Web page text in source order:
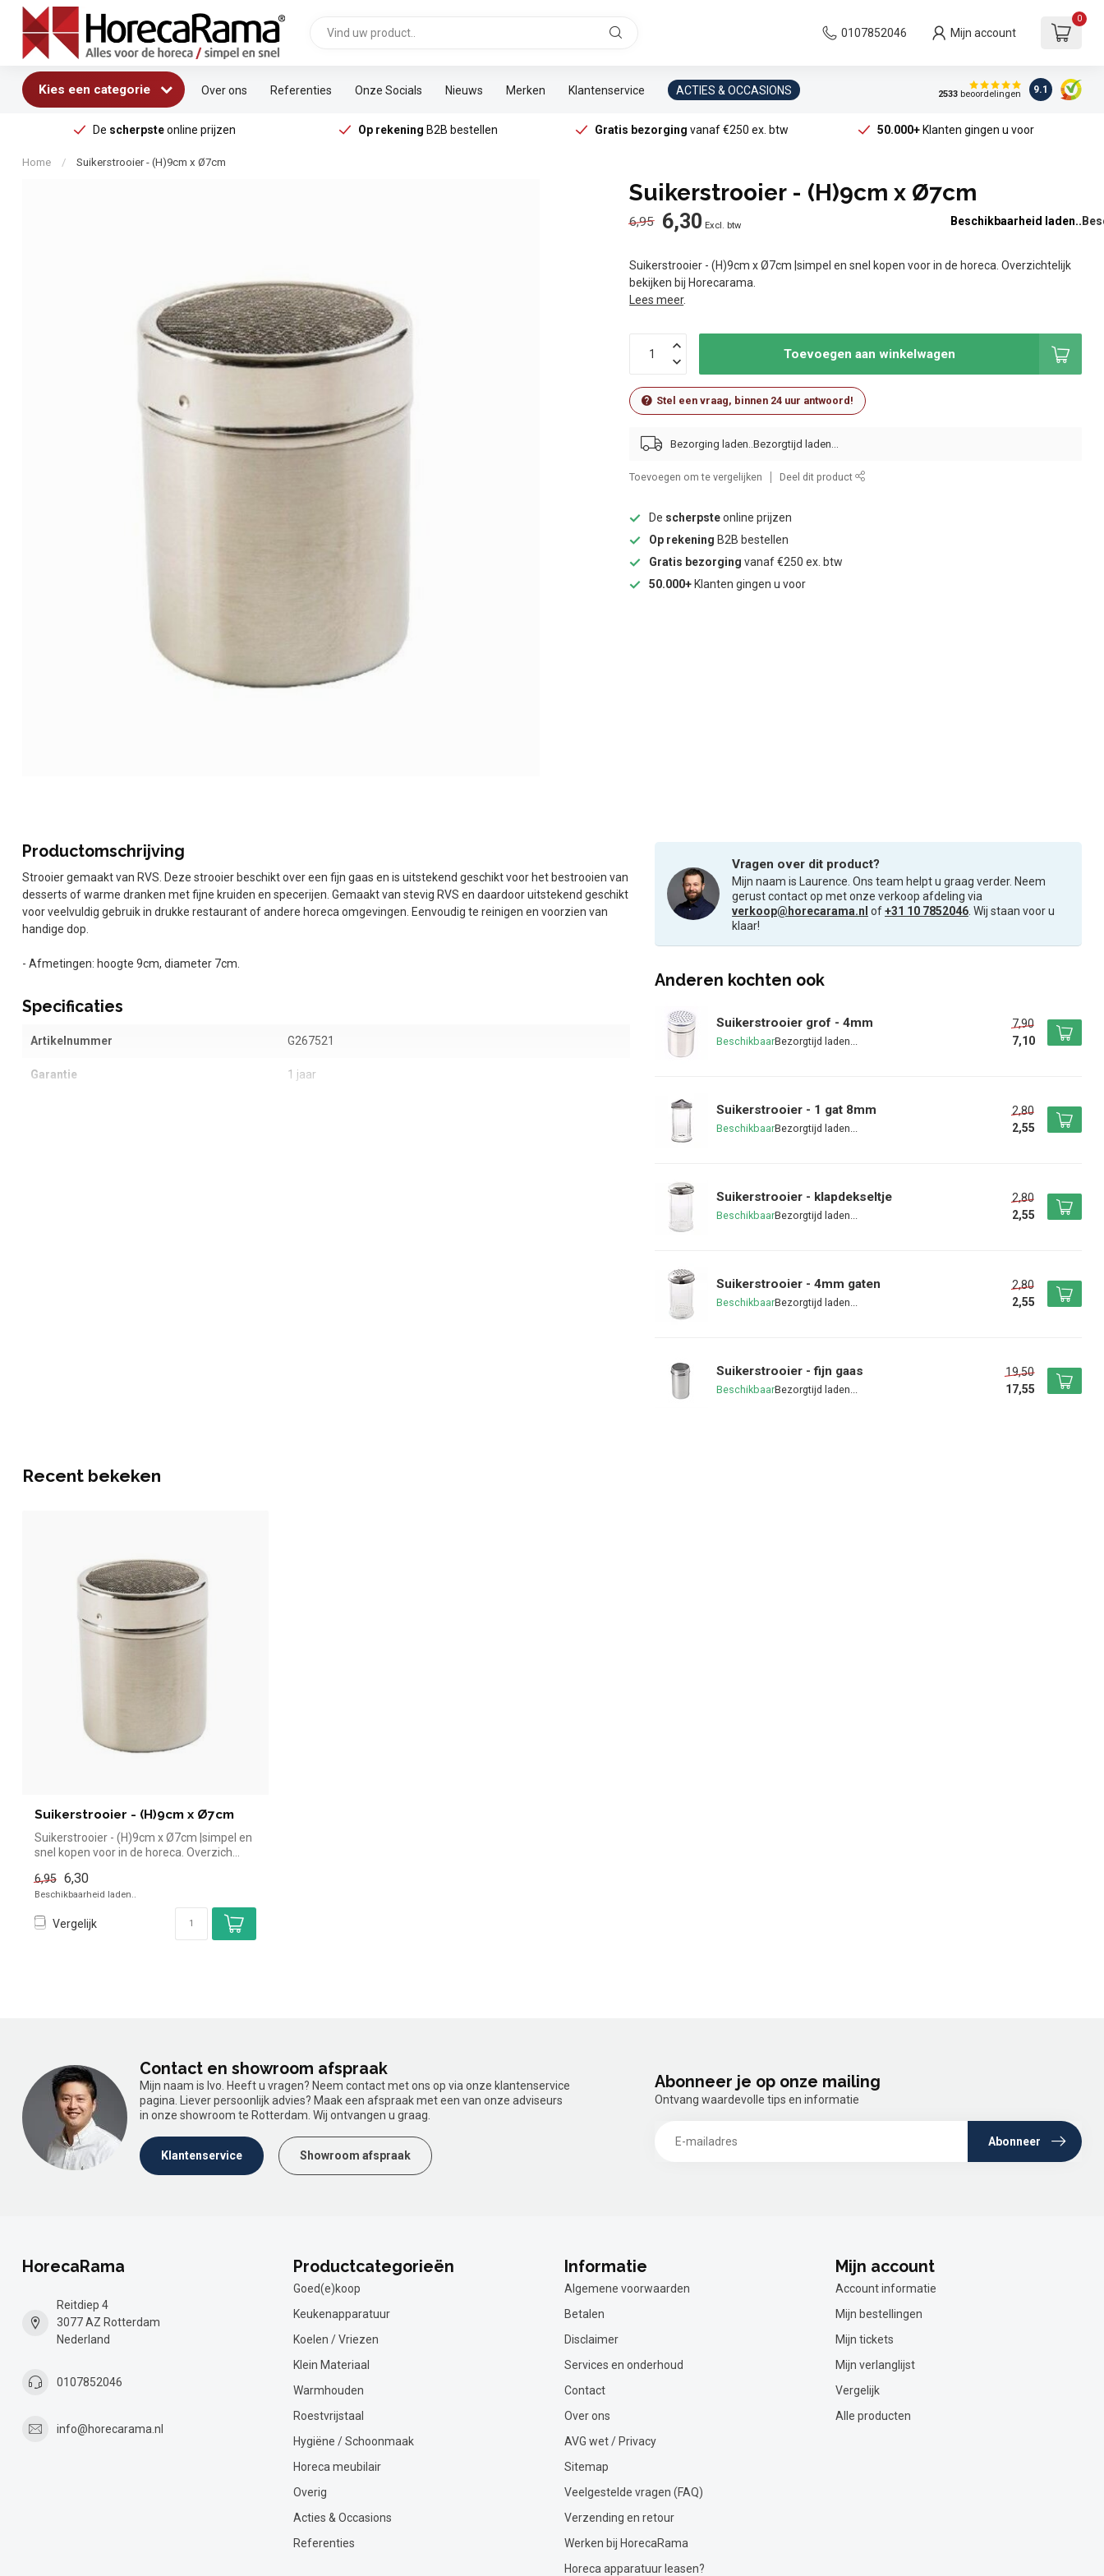
0107852046 Mijn account
0
Kies een categorie Over ons Referenties Onze Socials Nieuws Merken Klantenservice ACTIES & OCCASIONS 2533beoordelingen 9.1
De scherpsteonline prijzen Op rekening B2B bestellen Gratis bezorging vanaf €250 ex. btw 50.000+Klanten gingen u voor
Home / Suikerstrooier - (H)9cm x Ø7cm
Suikerstrooier - (H)9cm x Ø7cm
6,95 6,30 Excl. btw Beschikbaarheid laden..
Suikerstrooier - (H)9cm x Ø7cm |simpel en snel kopen voor in de horeca. Overzichtelijk
bekijken bij Horecarama.
Lees meer.
Toevoegen aan winkelwagen
Stel een vraag, binnen 24 uur antwoord!
Bezorging laden..
Toevoegen om te vergelijken Deel dit product
De scherpsteonline prijzen
Op rekening B2B bestellen
Gratis bezorging vanaf €250 ex. btw
50.000+ Klanten gingen u voor
Productomschrijving
Strooier gemaakt van RVS. Deze strooier beschikt over een fijn gaas en is uitstekend geschikt voor het bestrooien van
desserts of warme dranken met fijne kruiden en specerijen. Gemaakt van stevig RVS en daardoor uitstekend geschikt
voor veelvuldig gebruik in drukke restaurant of andere horeca omgevingen. Eenvoudig te reinigen en voorzien van
handige dop.
- Afmetingen: hoogte 9cm, diameter 7cm.
Specificaties
Artikelnummer G267521
Garantie 1 jaar
Vragen over dit product?
Mijn naam is Laurence. Ons team helpt u graag verder. Neem
gerust contact op met onze verkoop afdeling via
verkoop@horecarama.nl of+31 10 7852046 . Wij staan voor u
klaar!
Anderen kochten ook
Suikerstrooier grof - 4mm
Beschikbaar
7,90
7,10
Suikerstrooier - 1 gat 8mm
Beschikbaar
2,80
2,55
Suikerstrooier - klapdekseltje
Beschikbaar
2,80
2,55
Suikerstrooier - 4mm gaten
Beschikbaar
2,80
2,55
Suikerstrooier - fijn gaas
Beschikbaar
19,50
17,55
Recent bekeken
Suikerstrooier - (H)9cm x Ø7cm
Suikerstrooier - (H)9cm x Ø7cm |simpel en
snel kopen voor in de horeca. Overzich...
6,95 6,30
Beschikbaarheid laden..
Vergelijk
Contact en showroom afspraak
Mijn naam is Ivo. Heeft u vragen? Neem contact met ons op via onze klantenservice
pagina. Liever persoonlijk advies? Maak een afspraak met een van onze adviseurs
in onze showroom te Rotterdam. Wij ontvangen u graag.
Klantenservice Showroom afspraak
Abonneer je op onze mailing
Ontvang waardevolle tips en informatie
Abonneer
HorecaRama
Reitdiep 4
3077 AZ Rotterdam
Nederland
0107852046
info@horecarama.nl
Productcategorieën
Goed(e)koop
Keukenapparatuur
Koelen / Vriezen
Klein Materiaal
Warmhouden
Roestvrijstaal
Hygiëne / Schoonmaak
Horeca meubilair
Overig
Acties & Occasions
Referenties
Informatie
Algemene voorwaarden
Betalen
Disclaimer
Services en onderhoud
Contact
Over ons
AVG wet / Privacy
Sitemap
Veelgestelde vragen (FAQ)
Verzending en retour
Werken bij HorecaRama
Horeca apparatuur leasen?
Mijn account
Account informatie
Mijn bestellingen
Mijn tickets
Mijn verlanglijst
Vergelijk
Alle producten